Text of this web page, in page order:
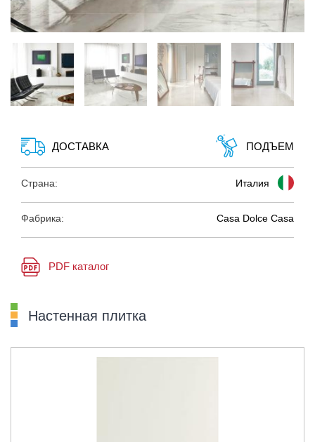
ДОСТАВКА ПОДЪЕМ
Страна: Италия
Фабрика: Casa Dolce Casa
PDF каталог
Настенная плитка